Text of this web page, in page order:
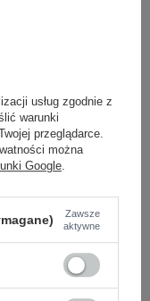
usług zgodnie z
warunki
przeglądarce.
można
Google
Zawsze
aktywne